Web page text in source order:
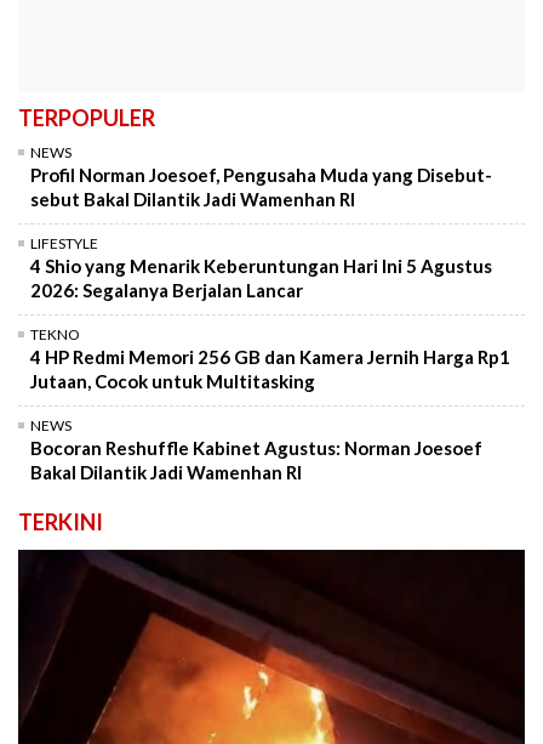
TERPOPULER
NEWS
Profil Norman Joesoef, Pengusaha Muda yang Disebut-
sebut Bakal Dilantik Jadi Wamenhan RI
LIFESTYLE
4 Shio yang Menarik Keberuntungan Hari Ini 5 Agustus
2026: Segalanya Berjalan Lancar
TEKNO
4 HP Redmi Memori 256 GB dan Kamera Jernih Harga Rp1
Jutaan, Cocok untuk Multitasking
NEWS
Bocoran Reshuffle Kabinet Agustus: Norman Joesoef
Bakal Dilantik Jadi Wamenhan RI
TERKINI